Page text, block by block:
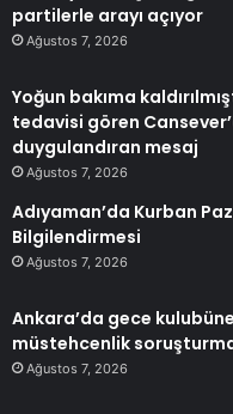
partilerle arayı açıyor
Ağustos 7, 2026
Yoğun bakıma
tedavisi gören
duygulandıran mesaj
Ağustos 7, 2026
Adıyaman’da Kurban
Bilgilendirmesi
Ağustos 7, 2026
Ankara’da gece kulubüne
müstehcenlik
Ağustos 7, 2026